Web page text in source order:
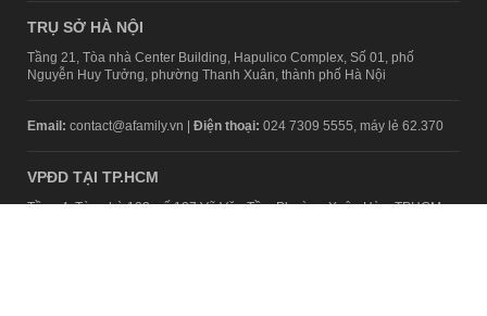
TRỤ SỞ HÀ NỘI
Tầng 21, Tòa nhà Center Building, Hapulico Complex, Số 01, phố
Nguyễn Huy Tưởng, phường Thanh Xuân, thành phố Hà Nội
Email: contact@afamily.vn | Điện thoại: 024 7309 5555, máy lẻ 62.370
VPĐD TẠI TP.HCM
Tầng 4, Tòa nhà 123, số 127 Võ Văn Tần, Phường Xuân Hòa, TPHCM